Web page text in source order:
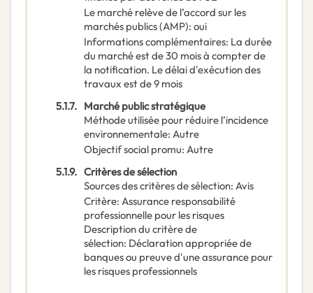
Le marché relève de l’accord sur les
marchés publics (AMP): oui
Informations complémentaires: La durée
du marché est de 30 mois à compter de
la notification. Le délai d'exécution des
travaux est de 9 mois
5.1.7. Marché public stratégique
Méthode utilisée pour réduire l’incidence
environnementale: Autre
Objectif social promu: Autre
5.1.9. Critères de sélection
Sources des critères de sélection: Avis
Critère: Assurance responsabilité
professionnelle pour les risques
Description du critère de
sélection: Déclaration appropriée de
banques ou preuve d'une assurance pour
les risques professionnels